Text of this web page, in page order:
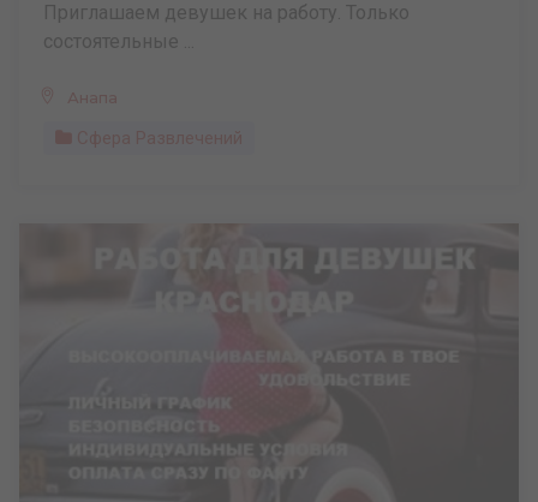
Приглашаем девушек на работу. Только
состоятельные ...
Анапа
Сфера Развлечений